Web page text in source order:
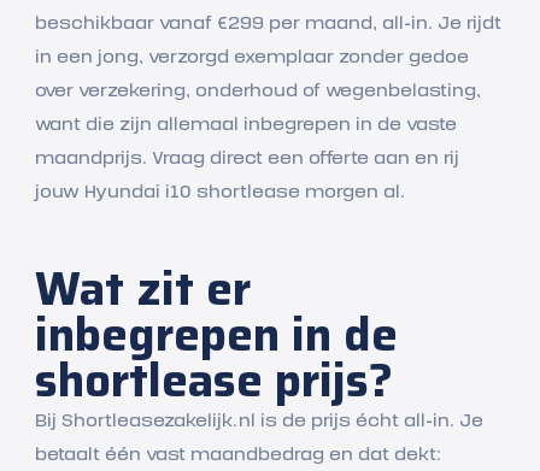
beschikbaar vanaf €299 per maand, all-in. Je rijdt
in een jong, verzorgd exemplaar zonder gedoe
over verzekering, onderhoud of wegenbelasting,
want die zijn allemaal inbegrepen in de vaste
maandprijs. Vraag direct een offerte aan en rij
jouw Hyundai i10 shortlease morgen al.
Wat zit er
inbegrepen in de
shortlease prijs?
Bij Shortleasezakelijk.nl is de prijs écht all-in. Je
betaalt één vast maandbedrag en dat dekt: